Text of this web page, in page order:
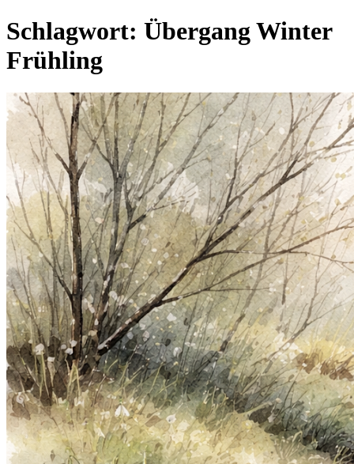
Schlagwort: Übergang Winter
Frühling